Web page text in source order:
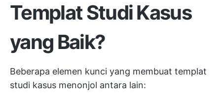
Templat Studi Kasus
yang Baik?
Beberapa elemen kunci yang membuat templat
studi kasus menonjol antara lain: